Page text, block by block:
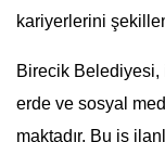
kariyerlerini
Birecik Belediyesi,
erde ve sosyal
maktadır. Bu iş